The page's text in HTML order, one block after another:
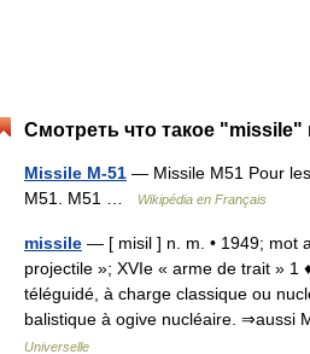
Смотреть что такое "missile"
Missile M-51 — Missile M51 Pour
M51. M51 …
Wikipédia en Français
missile — [ misil ] n. m. • 1949; mot
projectile »; XVIe « arme de trait » 1
téléguidé, à charge classique ou
balistique à ogive nucléaire.
Universelle